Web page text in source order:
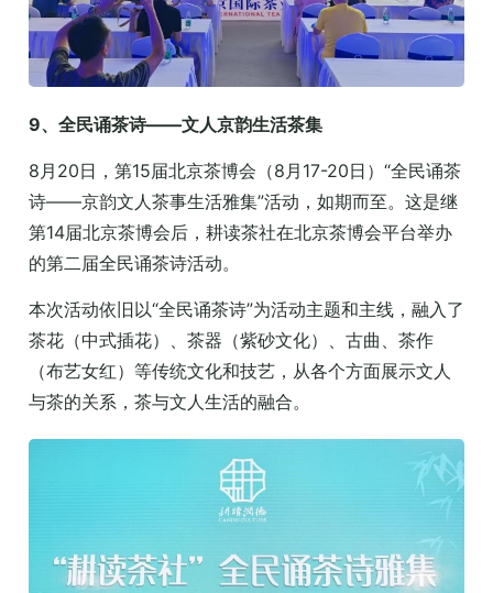
9、全民诵茶诗——文人京韵生活茶集
8月20日，第15届北京茶博会（8月17-20日）“全民诵茶
诗——京韵文人茶事生活雅集”活动，如期而至。这是继
第14届北京茶博会后，耕读茶社在北京茶博会平台举办
的第二届全民诵茶诗活动。
本次活动依旧以“全民诵茶诗”为活动主题和主线，融入了
茶花（中式插花）、茶器（紫砂文化）、古曲、茶作
（布艺女红）等传统文化和技艺，从各个方面展示文人
与茶的关系，茶与文人生活的融合。